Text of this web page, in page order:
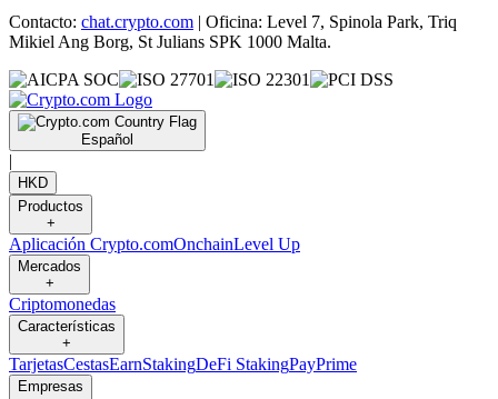
Contacto: chat.crypto.com | Oficina: Level 7, Spinola Park, Triq
Mikiel Ang Borg, St Julians SPK 1000 Malta.
Español
|
HKD
Productos
+
Aplicación Crypto.comOnchainLevel Up
Mercados
+
Criptomonedas
Características
+
TarjetasCestasEarnStakingDeFi StakingPayPrime
Empresas